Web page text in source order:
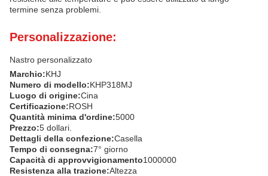
termine senza problemi.
Personalizzazione:
Nastro personalizzato
Marchio:KHJ
Numero di modello:KHP318MJ
Luogo di origine:Cina
Certificazione:ROSH
Quantità minima d'ordine:5000
Prezzo:5 dollari.
Dettagli della confezione:Casella
Tempo di consegna:7° giorno
Capacità di approvvigionamento1000000
Resistenza alla trazione:Altezza